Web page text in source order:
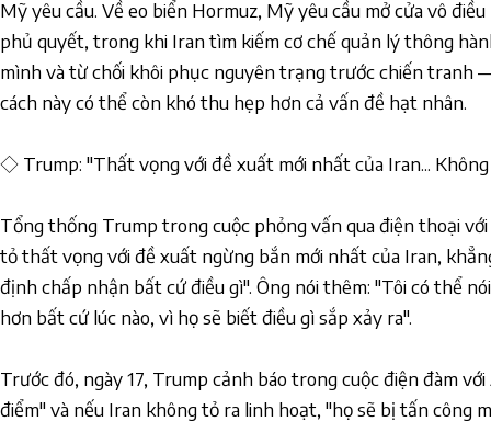
Mỹ yêu cầu. Về eo biển Hormuz, Mỹ yêu cầu mở cửa vô
phủ quyết, trong khi Iran tìm kiếm cơ chế quản lý thông
mình và từ chối khôi phục nguyên trạng trước chiến tranh
cách này có thể còn khó thu hẹp hơn cả vấn đề hạt nhân.
◇ Trump: "Thất vọng với đề xuất mới nhất của Iran...
Tổng thống Trump trong cuộc phỏng vấn qua điện thoại
tỏ thất vọng với đề xuất ngừng bắn mới nhất của Iran,
định chấp nhận bất cứ điều gì". Ông nói thêm: "Tôi có thể
hơn bất cứ lúc nào, vì họ sẽ biết điều gì sắp xảy ra".
Trước đó, ngày 17, Trump cảnh báo trong cuộc điện đàm
điểm" và nếu Iran không tỏ ra linh hoạt, "họ sẽ bị tấn công